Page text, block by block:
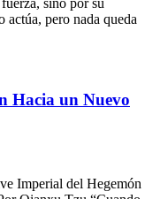
sino por su
pero nada queda
Hacia un Nuevo
Imperial del Hegemón